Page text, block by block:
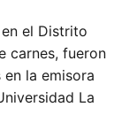
el Distrito
carnes, fueron
la emisora
La